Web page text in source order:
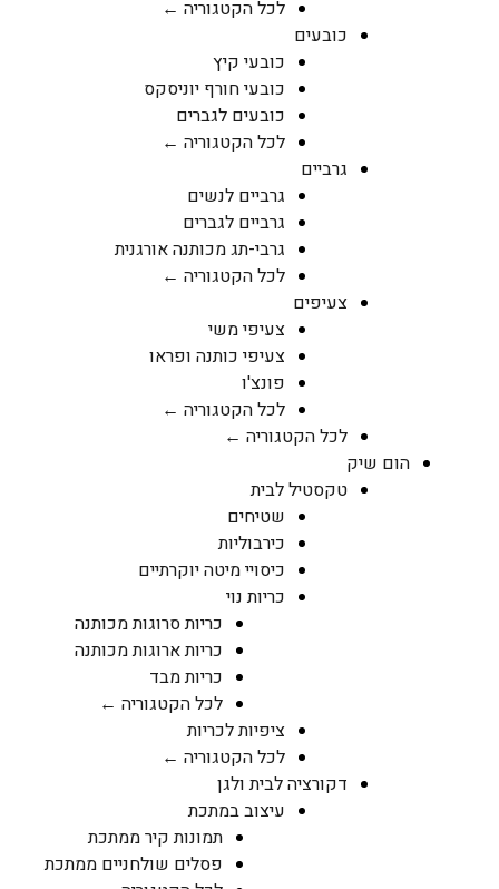
לכל הקטגוריה ←
כובעים
כובעי קיץ
כובעי חורף יוניסקס
כובעים לגברים
לכל הקטגוריה ←
גרביים
גרביים לנשים
גרביים לגברים
גרבי-תג מכותנה אורגנית
לכל הקטגוריה ←
צעיפים
צעיפי משי
צעיפי כותנה ופראו
פונצ'ו
לכל הקטגוריה ←
לכל הקטגוריה ←
הום שיק
טקסטיל לבית
שטיחים
כירבוליות
כיסויי מיטה יוקרתיים
כריות נוי
כריות סרוגות מכותנה
כריות ארוגות מכותנה
כריות מבד
לכל הקטגוריה ←
ציפיות לכריות
לכל הקטגוריה ←
דקורציה לבית ולגן
עיצוב במתכת
תמונות קיר ממתכת
פסלים שולחניים ממתכת